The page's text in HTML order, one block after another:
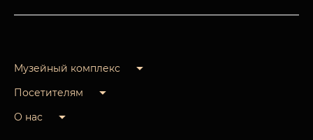
Музейный комплекс
Посетителям
О нас